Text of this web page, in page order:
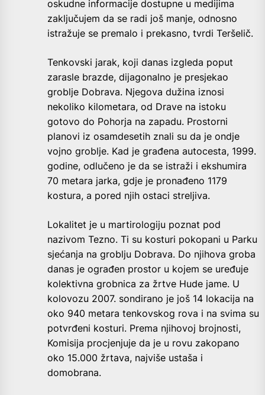
oskudne informacije dostupne u medijima
zaključujem da se radi još manje, odnosno
istražuje se premalo i prekasno, tvrdi Teršelič.
Tenkovski jarak, koji danas izgleda poput
zarasle brazde, dijagonalno je presjekao
groblje Dobrava. Njegova dužina iznosi
nekoliko kilometara, od Drave na istoku
gotovo do Pohorja na zapadu. Prostorni
planovi iz osamdesetih znali su da je ondje
vojno groblje. Kad je građena autocesta, 1999.
godine, odlučeno je da se istraži i ekshumira
70 metara jarka, gdje je pronađeno 1179
kostura, a pored njih ostaci streljiva.
Lokalitet je u martirologiju poznat pod
nazivom Tezno. Ti su kosturi pokopani u Parku
sjećanja na groblju Dobrava. Do njihova groba
danas je ograđen prostor u kojem se uređuje
kolektivna grobnica za žrtve Hude jame. U
kolovozu 2007. sondirano je još 14 lokacija na
oko 940 metara tenkovskog rova i na svima su
potvrđeni kosturi. Prema njihovoj brojnosti,
Komisija procjenjuje da je u rovu zakopano
oko 15.000 žrtava, najviše ustaša i
domobrana.